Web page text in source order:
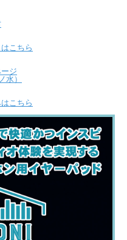
こちら
ジ
水）
こちら